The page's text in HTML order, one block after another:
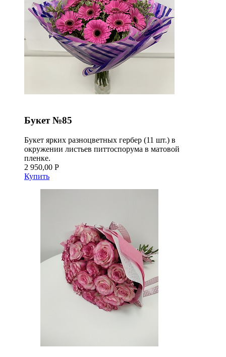
Букет №85
Букет ярких разноцветных гербер (11 шт.) в
окружении листьев питтоспорума в матовой
пленке.
2 950,00 Р
Купить